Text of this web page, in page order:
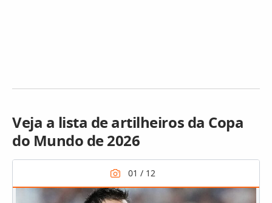
Veja a lista de artilheiros da Copa
do Mundo de 2026